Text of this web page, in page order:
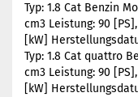
Typ: 1.8 Cat Benzin
cm3 Leistung: 90
[kW]
Typ: 1.8 Cat quattro
cm3 Leistung: 90
[kW]